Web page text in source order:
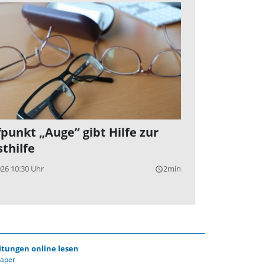
„Auge” gibt Hilfe zur
10:30 Uhr query_builder2min
online lesen